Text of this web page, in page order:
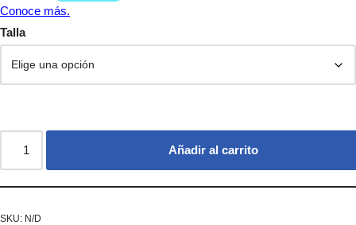
Talla
Añadir al carrito
SKU: N/D